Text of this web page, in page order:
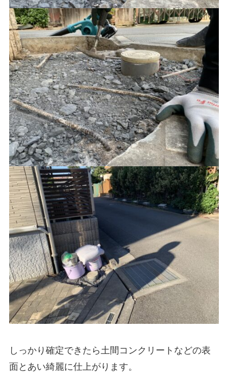
しっかり確定できたら土間コンクリートなどの表
面とあい綺麗に仕上がります。